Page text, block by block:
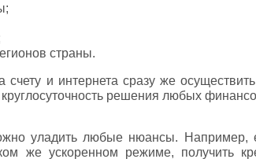
страны.
и интернета сразу же осуществить
круглосуточность решения любых
уладить любые нюансы. Например,
же ускоренном режиме, получить